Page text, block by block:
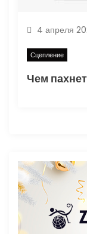
4 апреля
Сцепление
Чем